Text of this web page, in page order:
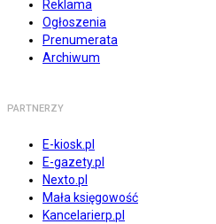
Reklama
Ogłoszenia
Prenumerata
Archiwum
PARTNERZY
E-kiosk.pl
E-gazety.pl
Nexto.pl
Mała księgowość
Kancelarierp.pl